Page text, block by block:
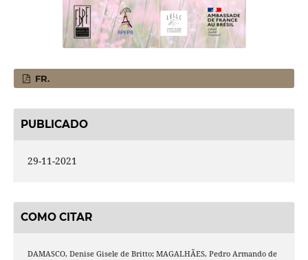
FR.
PUBLICADO
29-11-2021
COMO CITAR
DAMASCO, Denise Gisele de Britto; MAGALHÃES, Pedro Armando de